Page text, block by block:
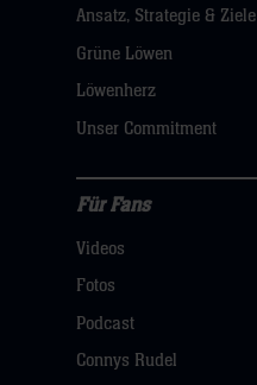
Navigation
öffnen,
dann
hier
Ansatz, Strategie & Ziele
Grüne Löwen
Löwenherz
Unser Commitment
Fans
Navigation
öffnen,
dann
Für Fans
Videos
Fotos
Podcast
Connys Rudel